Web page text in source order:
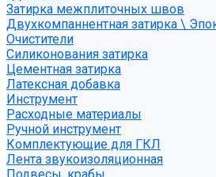
Затирка межплиточных швов
Двухкомпаннентная затирка \
Очистители
Силиконования затирка
Цементная затирка
Латексная добавка
Инструмент
Расходные материалы
Ручной инструмент
Комплектующие для ГКЛ
Лента звукоизоляционная